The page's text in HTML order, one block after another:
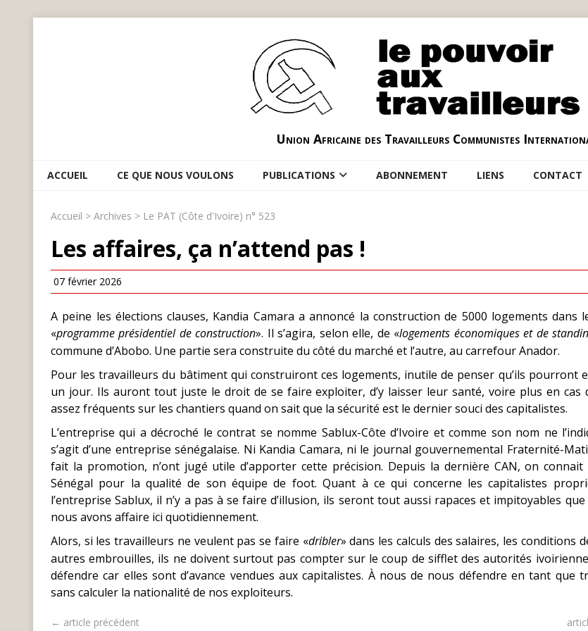
Union Africaine des Travailleurs Communistes
ACCUEIL CE QUE NOUS VOULONS PUBLICATIONS ABONNEMENT LIENS CONTACT
Accueil > Archives > Le PAT (Côte d'Ivoire) n° 523
Les affaires, ça n’attend pas !
07 février 2026
A peine les élections clauses, Kandia Camara a annoncé la construction de 5000 logements dans
«programme présidentiel de construction». Il s’agira, selon elle, de «logements économiques et de
commune d’Abobo. Une partie sera construite du côté du marché et l’autre, au carrefour Anador.
Pour les travailleurs du bâtiment qui construiront ces logements, inutile de penser qu’ils pourront
un jour. Ils auront tout juste le droit de se faire exploiter, d’y laisser leur santé, voire plus en cas
assez fréquents sur les chantiers quand on sait que la sécurité est le dernier souci des capitalistes.
L’entreprise qui a décroché le contrat se nomme Sablux-Côte d’Ivoire et comme son nom ne
s’agit d’une entreprise sénégalaise. Ni Kandia Camara, ni le journal gouvernemental Fraternité-
fait la promotion, n’ont jugé utile d’apporter cette précision. Depuis la dernière CAN, on
Sénégal pour la qualité de son équipe de foot. Quant à ce qui concerne les capitalistes
l’entreprise Sablux, il n’y a pas à se faire d’illusion, ils seront tout aussi rapaces et impitoyables que
nous avons affaire ici quotidiennement.
Alors, si les travailleurs ne veulent pas se faire «dribler» dans les calculs des salaires, les conditions
autres embrouilles, ils ne doivent surtout pas compter sur le coup de sifflet des autorités
défendre car elles sont d’avance vendues aux capitalistes. À nous de nous défendre en tant que
sans calculer la nationalité de nos exploiteurs.
← article précédent